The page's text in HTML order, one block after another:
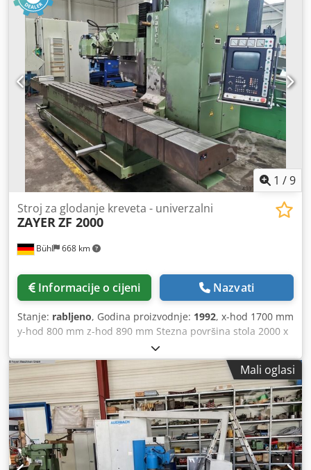
i.D. *
1 /9
Bühl 668 km
Stroj za glodanje kreveta - univerzalni
ZAYERZF 2000
Informacije o cijeni Nazvati
Stanje: rabljeno, Godina proizvodnje: 1992, x-hod 1700 mm
y-hod 800 mm z-hod 890 mm Stezna površina stola 2000 x
630 mm Držač vretena SK 50 Broj okretaja vretena 35 -
3000 o/min Motor vretena 26 kW Posmaci -
uzdužni/poprečni/vertikalni 6 - 5000 mm/min Brzi hod 15
m/min Nosivost stola max 6000 kg HEIDENHAIN kontrola
TNC 360 upravljanje Dcedpfx Aetqqxfedqjk Ukupna
potrebna snaga 45 kVA Težina stroja cca 13 t Dimenzije
stroja D x Š x V 5,2 x 2,78 x 2,95 m Pribor: Vertikalna glava
može se zakretati u 2 razine s hidr. stezaljka alata, razne
osovine za glodanje, rashladni sustav
Mali oglasi